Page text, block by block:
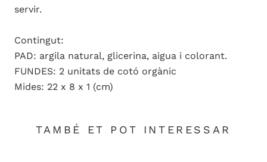
servir.
Contingut:
PAD: argila natural, glicerina, aigua i colorant.
FUNDES: 2 unitats de cotó orgànic
Mides: 22 x 8 x 1 (cm)
TAMBÉ ET POT INTERESSAR